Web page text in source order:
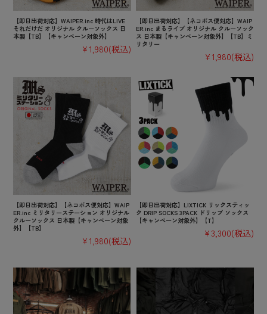
【即日出荷対応】WAIPER.inc 時代はLIVE
それだけだ オリジナル クルーソックス 日
本製【TB】【キャンペーン対象外】
¥1,980(税込)
【即日出荷対応】【ネコポス便対応】WAIP
ER.inc まるライブ オリジナル クルーソック
ス 日本製【キャンペーン対象外】【TB】ミ
リタリー
¥1,980(税込)
【即日出荷対応】【ネコポス便対応】WAIP
ER.inc ミリタリーステーション オリジナル
クルーソックス 日本製【キャンペーン対象
外】【TB】
¥1,980(税込)
【即日出荷対応】LIXTICK リックスティッ
ク DRIP SOCKS 3PACK ドリップ ソックス
【キャンペーン対象外】【T】
¥3,300(税込)